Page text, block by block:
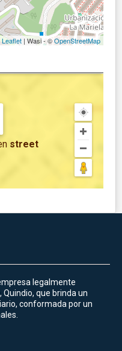
Leaflet | Wasi - ©OpenStreetMap
street
legalmente
que brinda un
conformada por un